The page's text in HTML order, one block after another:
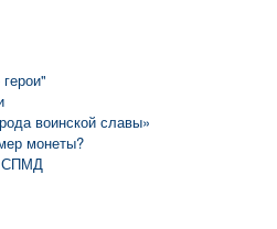
воинской славы»
монеты?
СПМД